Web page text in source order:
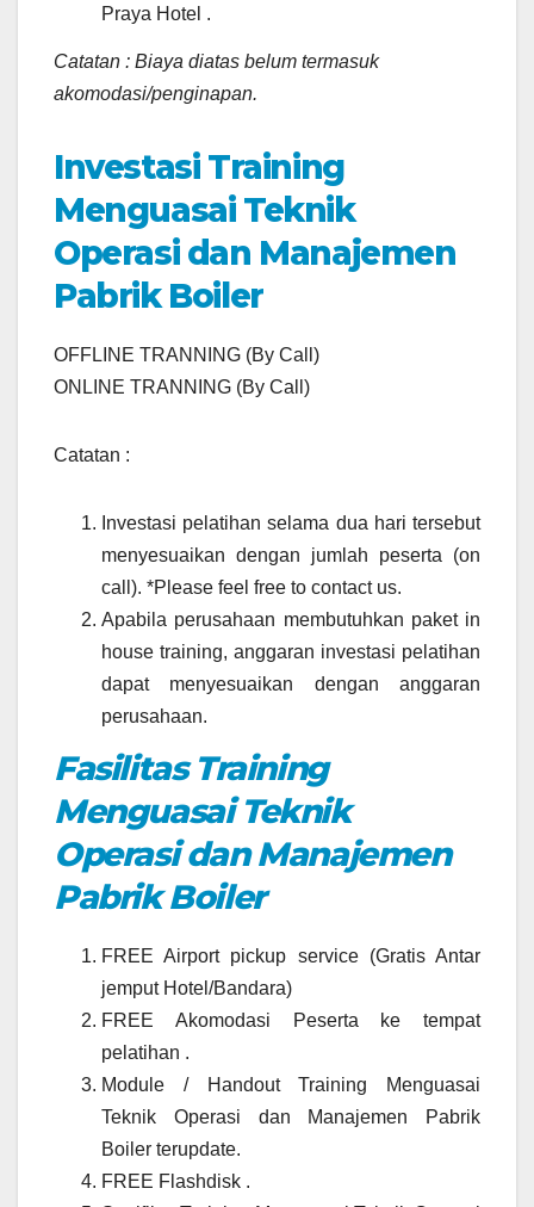
Praya Hotel .
Catatan : Biaya diatas belum termasuk
akomodasi/penginapan.
Investasi Training
Menguasai Teknik
Operasi dan Manajemen
Pabrik Boiler
OFFLINE TRANNING (By Call)
ONLINE TRANNING (By Call)
Catatan :
Investasi pelatihan selama dua hari tersebut
menyesuaikan dengan jumlah peserta (on
call). *Please feel free to contact us.
Apabila perusahaan membutuhkan paket in
house training, anggaran investasi pelatihan
dapat menyesuaikan dengan anggaran
perusahaan.
Fasilitas Training
Menguasai Teknik
Operasi dan Manajemen
Pabrik Boiler
FREE Airport pickup service (Gratis Antar
jemput Hotel/Bandara)
FREE Akomodasi Peserta ke tempat
pelatihan .
Module / Handout Training Menguasai
Teknik Operasi dan Manajemen Pabrik
Boiler terupdate.
FREE Flashdisk .